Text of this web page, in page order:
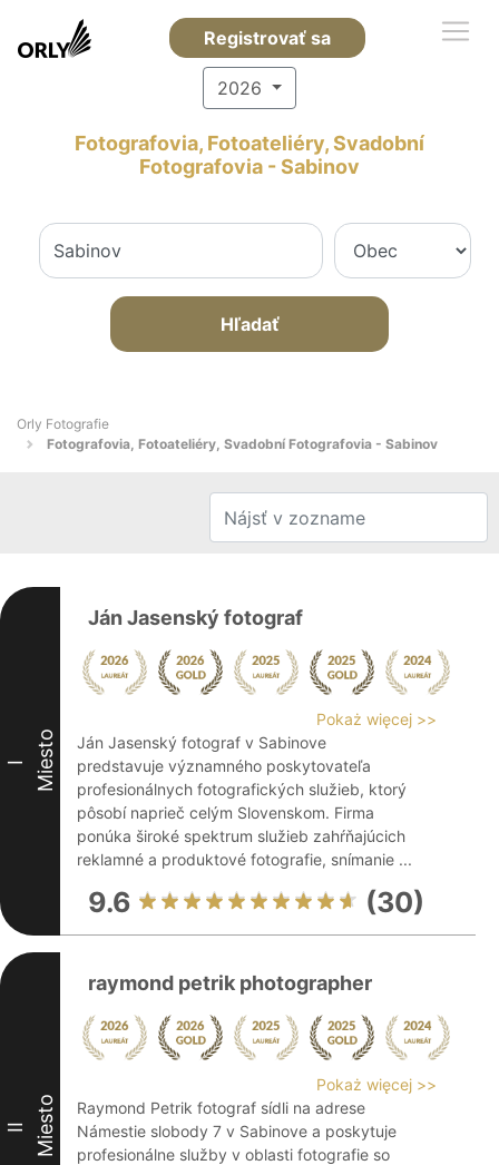
Registrovať sa
2026
Fotografovia, Fotoateliéry, Svadobní
Fotografovia - Sabinov
Hľadať
Orly Fotografie
Fotografovia, Fotoateliéry, Svadobní Fotografovia - Sabinov
I Miesto
Ján Jasenský fotograf
Pokaż więcej >>
Ján Jasenský fotograf v Sabinove
predstavuje významného poskytovateľa
profesionálnych fotografických služieb, ktorý
pôsobí naprieč celým Slovenskom. Firma
ponúka široké spektrum služieb zahŕňajúcich
reklamné a produktové fotografie, snímanie ...
9.6 (30)
II Miesto
raymond petrik photographer
Pokaż więcej >>
Raymond Petrik fotograf sídli na adrese
Námestie slobody 7 v Sabinove a poskytuje
profesionálne služby v oblasti fotografie so